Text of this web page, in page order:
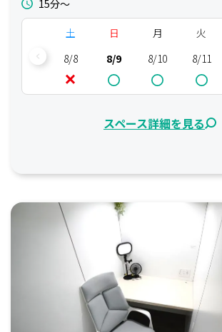
15分〜
土
8/8
日
8/9
月
8/10
火
8/11
スペース詳細を見る